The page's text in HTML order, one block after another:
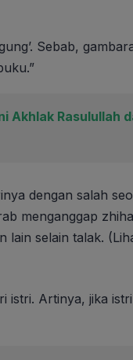
Sebab,
Akhlak Rasulullah
dengan salah
menganggap
lain selain talak.
istri. Artinya, jika